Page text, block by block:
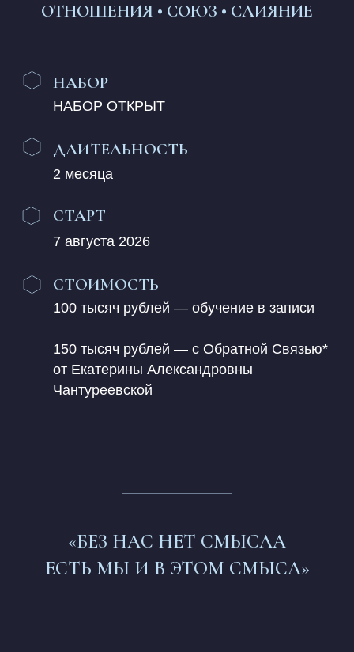
ОТНОШЕНИЯ • СОЮЗ • СЛИЯНИЕ
СТОИМОСТЬ
от Екатерины Александровны
«БЕЗ НАС НЕТ СМЫСЛА
ЕСТЬ МЫ И В ЭТОМ СМЫСЛ»